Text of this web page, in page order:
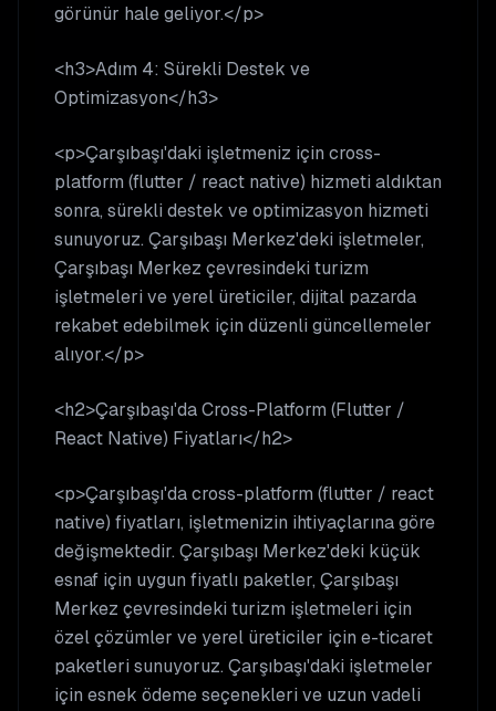
görünür hale geliyor.</p>
<h3>Adım 4: Sürekli Destek ve
Optimizasyon</h3>
<p>Çarşıbaşı'daki işletmeniz için cross-
platform (flutter / react native) hizmeti aldıktan
sonra, sürekli destek ve optimizasyon hizmeti
sunuyoruz. Çarşıbaşı Merkez'deki işletmeler,
Çarşıbaşı Merkez çevresindeki turizm
işletmeleri ve yerel üreticiler, dijital pazarda
rekabet edebilmek için düzenli güncellemeler
alıyor.</p>
<h2>Çarşıbaşı'da Cross-Platform (Flutter /
React Native) Fiyatları</h2>
<p>Çarşıbaşı'da cross-platform (flutter / react
native) fiyatları, işletmenizin ihtiyaçlarına göre
değişmektedir. Çarşıbaşı Merkez'deki küçük
esnaf için uygun fiyatlı paketler, Çarşıbaşı
Merkez çevresindeki turizm işletmeleri için
özel çözümler ve yerel üreticiler için e-ticaret
paketleri sunuyoruz. Çarşıbaşı'daki işletmeler
için esnek ödeme seçenekleri ve uzun vadeli